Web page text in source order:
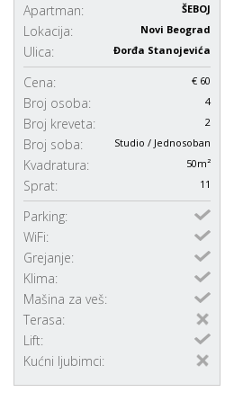
Apartman: ŠEBOJ
Lokacija: Novi Beograd
Ulica: Đorđa Stanojevića
Cena: € 60
Broj osoba: 4
Broj kreveta: 2
Broj soba: Studio / Jednosoban
Kvadratura: 50m²
Sprat: 11
Parking:
WiFi:
Grejanje:
Klima:
Mašina za veš:
Terasa:
Lift:
Kućni ljubimci: